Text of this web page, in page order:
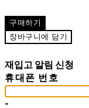
구매하기
장바구니에 담기
재입고 알림 신청
휴대폰 번호
-